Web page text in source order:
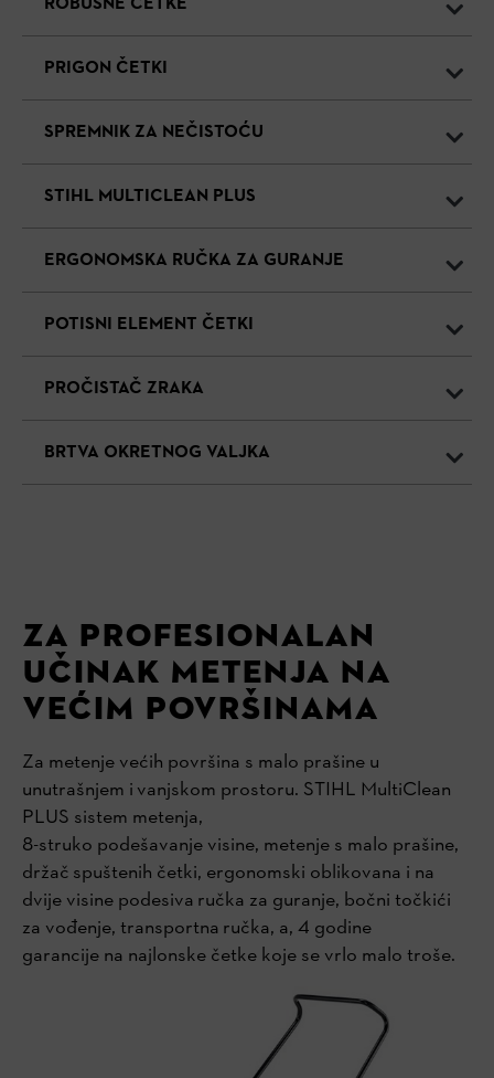
PRIGON ČETKI
SPREMNIK ZA NEČISTOĆU
STIHL MULTICLEAN PLUS
ERGONOMSKA RUČKA ZA GURANJE
POTISNI ELEMENT ČETKI
PROČISTAČ ZRAKA
BRTVA OKRETNOG VALJKA
ZA PROFESIONALAN
UČINAK METENJA NA
VEĆIM POVRŠINAMA
Za metenje većih površina s malo prašine u
unutrašnjem i vanjskom prostoru. STIHL MultiClean
PLUS sistem metenja,
8-struko podešavanje visine, metenje s malo prašine,
držač spuštenih četki, ergonomski oblikovana i na
dvije visine podesiva ručka za guranje, bočni točkići
za vođenje, transportna ručka, a, 4 godine
garancije na najlonske četke koje se vrlo malo troše.